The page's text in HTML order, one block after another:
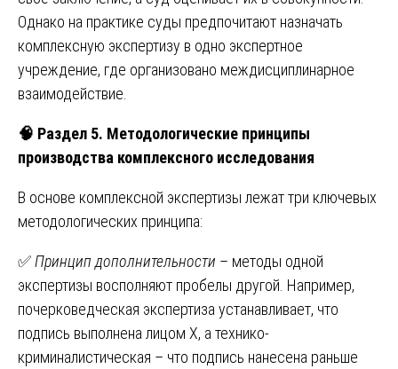
Однако на практике суды предпочитают назначать
комплексную экспертизу в одно экспертное
учреждение, где организовано междисциплинарное
взаимодействие.
🧠 Раздел 5. Методологические принципы
производства комплексного исследования
В основе комплексной экспертизы лежат три ключевых
методологических принципа:
✅Принцип дополнительности – методы одной
экспертизы восполняют пробелы другой. Например,
почерковедческая экспертиза устанавливает, что
подпись выполнена лицом X, а технико-
криминалистическая – что подпись нанесена раньше